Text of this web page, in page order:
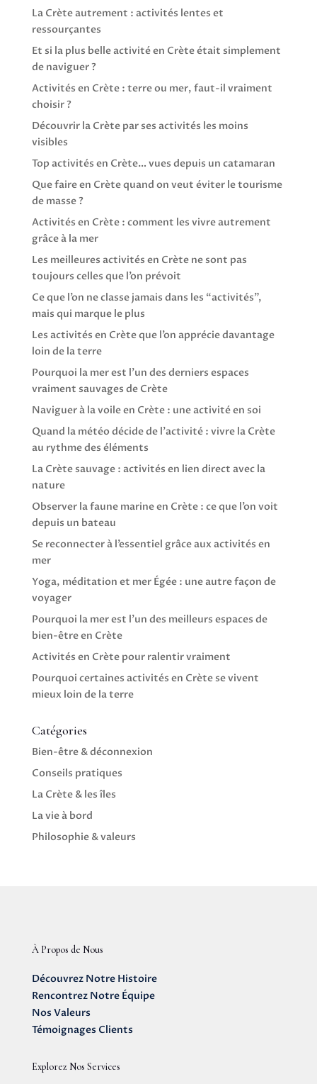
La Crète autrement : activités lentes et
ressourçantes
Et si la plus belle activité en Crète était simplement
de naviguer ?
Activités en Crète : terre ou mer, faut-il vraiment
choisir ?
Découvrir la Crète par ses activités les moins
visibles
Top activités en Crète… vues depuis un catamaran
Que faire en Crète quand on veut éviter le tourisme
de masse ?
Activités en Crète : comment les vivre autrement
grâce à la mer
Les meilleures activités en Crète ne sont pas
toujours celles que l’on prévoit
Ce que l’on ne classe jamais dans les “activités”,
mais qui marque le plus
Les activités en Crète que l’on apprécie davantage
loin de la terre
Pourquoi la mer est l’un des derniers espaces
vraiment sauvages de Crète
Naviguer à la voile en Crète : une activité en soi
Quand la météo décide de l’activité : vivre la Crète
au rythme des éléments
La Crète sauvage : activités en lien direct avec la
nature
Observer la faune marine en Crète : ce que l’on voit
depuis un bateau
Se reconnecter à l’essentiel grâce aux activités en
mer
Yoga, méditation et mer Égée : une autre façon de
voyager
Pourquoi la mer est l’un des meilleurs espaces de
bien-être en Crète
Activités en Crète pour ralentir vraiment
Pourquoi certaines activités en Crète se vivent
mieux loin de la terre
Catégories
Bien-être & déconnexion
Conseils pratiques
La Crète & les îles
La vie à bord
Philosophie & valeurs
À Propos de Nous
Découvrez Notre Histoire
Rencontrez Notre Équipe
Nos Valeurs
Témoignages Clients
Explorez Nos Services